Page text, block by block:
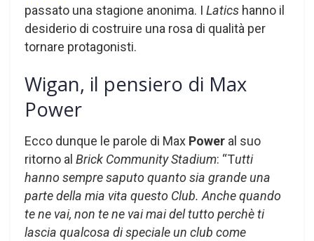
passato una stagione anonima. I Latics hanno il
desiderio di costruire una rosa di qualità per
tornare protagonisti.
Wigan, il pensiero di Max
Power
Ecco dunque le parole di Max Power al suo
ritorno al Brick Community Stadium: “Tutti
hanno sempre saputo quanto sia grande una
parte della mia vita questo Club. Anche quando
te ne vai, non te ne vai mai del tutto perchè ti
lascia qualcosa di speciale un club come